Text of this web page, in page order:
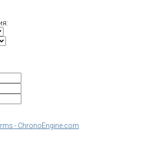
- ChronoEngine.com